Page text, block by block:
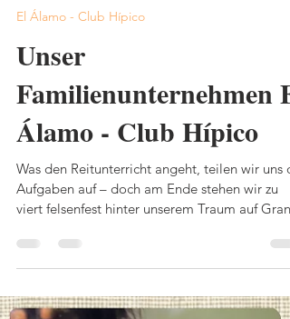
Mamas Lifestyle-Blog
10. Juni
1 Min. Lesezeit
El Álamo - Club Hípico
Unser
Familienunternehmen El
Álamo - Club Hípico
Aufgaben auf – doch am Ende stehen wir zu